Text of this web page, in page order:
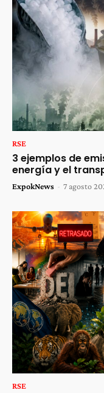
RSE
3 ejemplos de
energía y el
ExpokNews - 7 agosto
RSE